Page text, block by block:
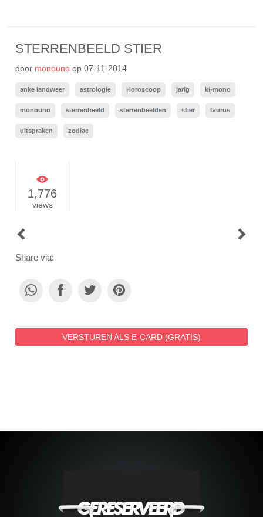
STERRENBEELD STIER
door monouno op07-11-2014
anke landweer astrologie Horoscoop jarig ki-mono
monouno sterrenbeeld sterrenbeelden stier taurus
uitspraken zodiac
1,776
views
POST
Share via:
VERSTUREN ALS E-CARD (GRATIS)